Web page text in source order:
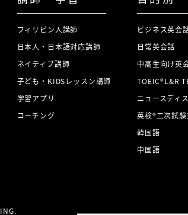
フィリピン人講師
日本人・日本語対応講師
ネイティブ講師
子ども・KIDSレッスン講師
学習アプリ
コーチング
ビジネス英会
日常英会話
中高生向け英
TOEIC®L&R
ニュースディ
英検®二次試
韓国語
中国語